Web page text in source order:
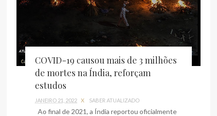
COVID-19 causou mais de 3 milhões
de mortes na Índia, reforçam
estudos
JANEIRO 21, 2022 X SABER ATUALIZADO
Ao final de 2021, a Índia reportou oficialmente